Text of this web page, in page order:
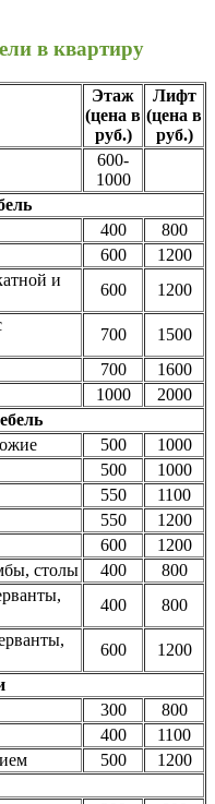
в квартиру
Этаж
(цена в
руб.)
Лифт
(цена в
руб.)
600-
1000
400
800
600
1200
и
600
1200
700
1500
700
1600
1000
2000
500
1000
500
1000
550
1100
550
1200
600
1200
столы
400
800
400
800
600
1200
300
800
400
1100
500
1200